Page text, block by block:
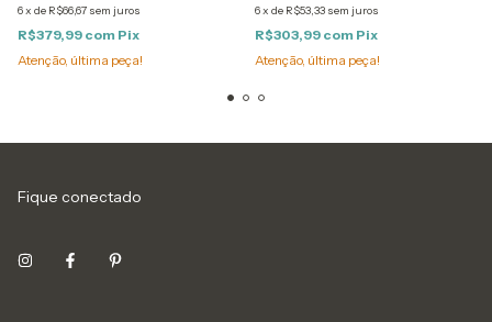
6x de R$66,67 sem juros
R$379,99 com Pix
Atenção, última peça!
6x de R$53,33 sem juros
R$303,99 com Pix
Atenção, última peça!
Fique conectado